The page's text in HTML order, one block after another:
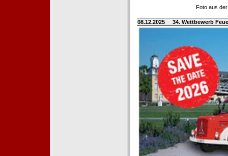
Foto aus
08.12.2025 34. Wettbewerb